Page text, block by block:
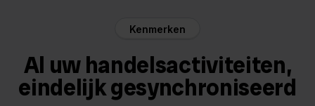
Kenmerken
Al uw handelsactiviteiten,
eindelijk gesynchroniseerd